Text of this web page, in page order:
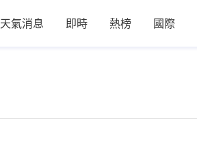
天氣消息 即時 熱榜 國際